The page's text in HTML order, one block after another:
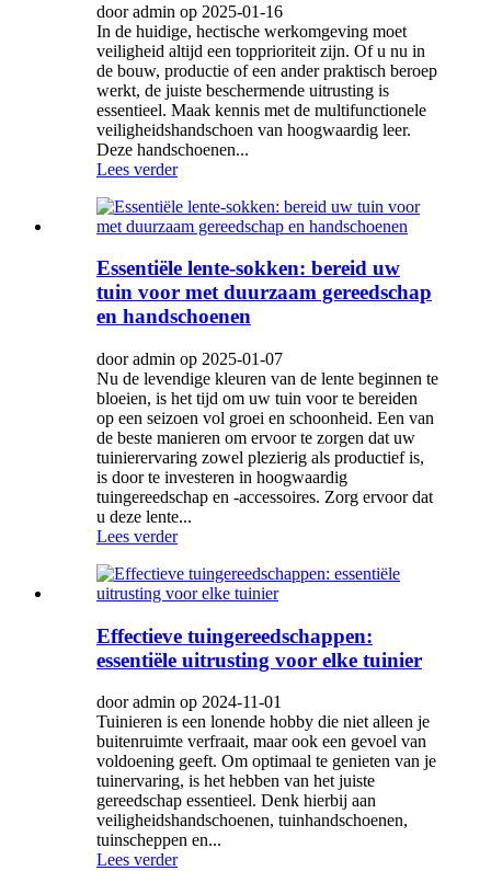
door admin op 2025-01-16
In de huidige, hectische werkomgeving moet
veiligheid altijd een topprioriteit zijn. Of u nu in
de bouw, productie of een ander praktisch beroep
werkt, de juiste beschermende uitrusting is
essentieel. Maak kennis met de multifunctionele
veiligheidshandschoen van hoogwaardig leer.
Deze handschoenen...
Lees verder
Essentiële lente-sokken: bereid uw
tuin voor met duurzaam gereedschap
en handschoenen
door admin op 2025-01-07
Nu de levendige kleuren van de lente beginnen te
bloeien, is het tijd om uw tuin voor te bereiden
op een seizoen vol groei en schoonheid. Een van
de beste manieren om ervoor te zorgen dat uw
tuinierervaring zowel plezierig als productief is,
is door te investeren in hoogwaardig
tuingereedschap en -accessoires. Zorg ervoor dat
u deze lente...
Lees verder
Effectieve tuingereedschappen:
essentiële uitrusting voor elke tuinier
door admin op 2024-11-01
Tuinieren is een lonende hobby die niet alleen je
buitenruimte verfraait, maar ook een gevoel van
voldoening geeft. Om optimaal te genieten van je
tuinervaring, is het hebben van het juiste
gereedschap essentieel. Denk hierbij aan
veiligheidshandschoenen, tuinhandschoenen,
tuinscheppen en...
Lees verder